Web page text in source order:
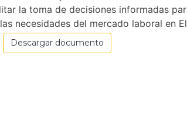
la toma de decisiones informadas
necesidades del mercado laboral en
Descargar documento